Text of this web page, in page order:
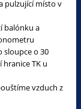
pulzující místo v
balónku a
o 30
TK u
vzduch z